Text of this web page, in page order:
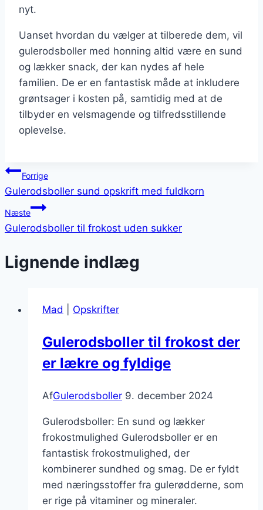
nyt.
Uanset hvordan du vælger at tilberede dem, vil
gulerodsboller med honning altid være en sund
og lækker snack, der kan nydes af hele
familien. De er en fantastisk måde at inkludere
grøntsager i kosten på, samtidig med at de
tilbyder en velsmagende og tilfredsstillende
oplevelse.
Indlægsnavigation
Forrige
Gulerodsboller sund opskrift med fuldkorn
Næste
Gulerodsboller til frokost uden sukker
Lignende indlæg
Mad Opskrifter
Gulerodsboller til frokost der
er lækre og fyldige
AfGulerodsboller 9. december 2024
Gulerodsboller: En sund og lækker
frokostmulighed Gulerodsboller er en
fantastisk frokostmulighed, der
kombinerer sundhed og smag. De er fyldt
med næringsstoffer fra gulerødderne, som
er rige på vitaminer og mineraler.